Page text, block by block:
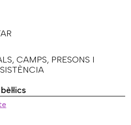
CAMPS, PRESONS I